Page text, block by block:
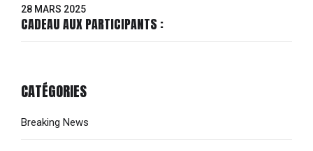
28 MARS 2025
CADEAU AUX PARTICIPANTS :
CATÉGORIES
Breaking News